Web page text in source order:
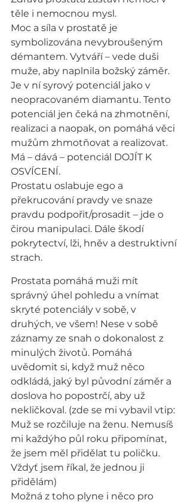
těle i nemocnou mysl.
Moc a síla v prostatě je
symbolizována nevybroušeným
démantem. Vytváří – vede duši
muže, aby naplnila božský záměr.
Je v ní syrový potenciál jako v
neopracovaném diamantu. Tento
potenciál jen čeká na zhmotnění,
realizaci a naopak, on pomáhá věci
mužům zhmotňovat a realizovat.
Má – dává – potenciál DOJÍT K
OSVÍCENÍ.
Prostatu oslabuje ego a
překrucování pravdy ve snaze
pravdu podpořit/prosadit – jde o
čirou manipulaci. Dále škodí
pokrytectví, lži, hněv a destruktivní
strach.
Prostata pomáhá muži mít
správný úhel pohledu a vnímat
skryté potenciály v sobě, v
druhých, ve všem! Nese v sobě
záznamy ze snah o dokonalost z
minulých životů. Pomáhá
uvědomit si, když muž něco
odkládá, jaký byl původní záměr a
doslova ho popostrčí, aby už
nekličkoval. (zde se mi vybavil vtip:
Muž se rozčiluje na ženu. Nemusíš
mi každýho půl roku připomínat,
že jsem měl přidělat tu poličku.
Vždyť jsem říkal, že jednou ji
přidělám)
Možná z toho plyne i něco pro